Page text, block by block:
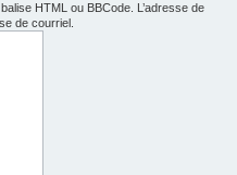
HTML ou BBCode. L’adresse de
de courriel.